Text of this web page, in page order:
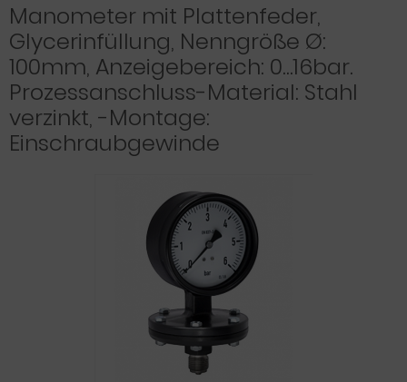
Manometer mit Plattenfeder,
Glycerinfüllung, Nenngröße Ø:
100mm, Anzeigebereich: 0…16bar.
Prozessanschluss-Material: Stahl
verzinkt, -Montage:
Einschraubgewinde